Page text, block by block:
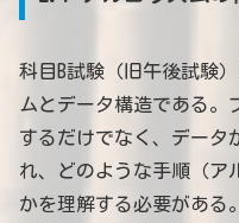
科目B試験（旧午後試験
ムとデータ構造である。
するだけでなく、データ
れ、どのような手順（ア
かを理解する必要がある。